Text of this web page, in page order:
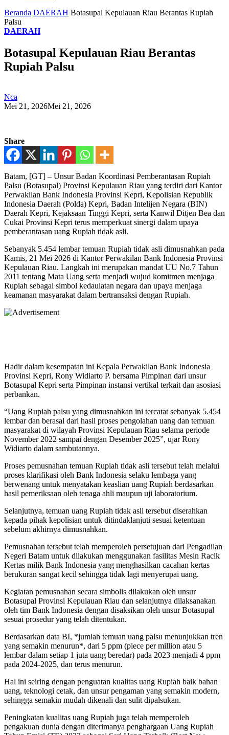
Beranda DAERAH Botasupal Kepulauan Riau Berantas Rupiah
Palsu
DAERAH
Botasupal Kepulauan Riau Berantas
Rupiah Palsu
Nca
Mei 21, 2026Mei 21, 2026
Share
Batam, [GT] – Unsur Badan Koordinasi Pemberantasan Rupiah
Palsu (Botasupal) Provinsi Kepulauan Riau yang terdiri dari Kantor
Perwakilan Bank Indonesia Provinsi Kepri, Kepolisian Republik
Indonesia Daerah (Polda) Kepri, Badan Intelijen Negara (BIN)
Daerah Kepri, Kejaksaan Tinggi Kepri, serta Kanwil Ditjen Bea dan
Cukai Provinsi Kepri terus memperkuat sinergi dalam upaya
pemberantasan uang Rupiah tidak asli.
Sebanyak 5.454 lembar temuan Rupiah tidak asli dimusnahkan pada
Kamis, 21 Mei 2026 di Kantor Perwakilan Bank Indonesia Provinsi
Kepulauan Riau. Langkah ini merupakan mandat UU No.7 Tahun
2011 tentang Mata Uang serta menjadi wujud komitmen menjaga
Rupiah sebagai simbol kedaulatan negara dan upaya menjaga
keamanan masyarakat dalam bertransaksi dengan Rupiah.
Hadir dalam kesempatan ini Kepala Perwakilan Bank Indonesia
Provinsi Kepri, Rony Widiarto P. bersama Pimpinan dari unsur
Botasupal Kepri serta Pimpinan instansi vertikal terkait dan asosiasi
perbankan.
“Uang Rupiah palsu yang dimusnahkan ini tercatat sebanyak 5.454
lembar dan berasal dari hasil proses pengolahan uang dan temuan
masyarakat di wilayah Provinsi Kepulauan Riau selama periode
November 2022 sampai dengan Desember 2025”, ujar Rony
Widiarto dalam sambutannya.
Proses pemusnahan temuan Rupiah tidak asli tersebut telah melalui
proses klarifikasi oleh Bank Indonesia selaku lembaga yang
berwenang untuk menyatakan keaslian uang Rupiah berdasarkan
hasil pemeriksaan oleh tenaga ahli maupun uji laboratorium.
Selanjutnya, temuan uang Rupiah tidak asli tersebut diserahkan
kepada pihak kepolisian untuk ditindaklanjuti sesuai ketentuan
sebelum akhirnya dimusnahkan.
Pemusnahan tersebut telah memperoleh persetujuan dari Pengadilan
Negeri Batam untuk dilakukan menggunakan fasilitas Mesin Racik
Kertas milik Bank Indonesia yang menghasilkan cacahan kertas
berukuran sangat kecil sehingga tidak lagi menyerupai uang.
Kegiatan pemusnahan secara simbolis dilakukan oleh unsur
Botasupal Provinsi Kepulauan Riau dan selanjutnya dilaksanakan
oleh tim Bank Indonesia dengan disaksikan oleh unsur Botasupal
sesuai prosedur yang telah ditentukan.
Berdasarkan data BI, *jumlah temuan uang palsu menunjukkan tren
yang semakin menurun*, dari 5 ppm (piece per million atau 5
lembar dalam setiap 1 juta uang beredar) pada 2023 menjadi 4 ppm
pada 2024-2025, dan terus menurun.
Hal ini seiring dengan penguatan kualitas uang Rupiah baik bahan
uang, teknologi cetak, dan unsur pengaman yang semakin modern,
sehingga semakin mudah dikenali dan sulit dipalsukan.
Peningkatan kualitas uang Rupiah juga telah memperoleh
pengakuan dunia dengan diterimanya penghargaan Uang Rupiah